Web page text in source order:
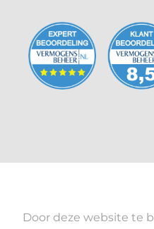
Door deze website te